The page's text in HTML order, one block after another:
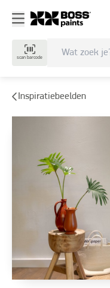
scan barcode
Inspiratiebeelden